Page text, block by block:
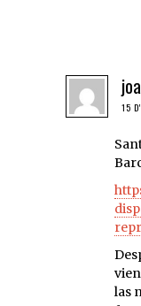
15
las